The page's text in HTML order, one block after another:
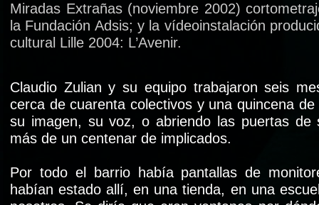
Miradas Extrañas (noviembre 2002)
la Fundación Adsis; y la vídeoinstalación
cultural Lille 2004: L’Avenir.
Claudio Zulian y su equipo trabajaron seis
cerca de cuarenta colectivos y una quincena
su imagen, su voz, o abriendo las puertas de
más de un centenar de implicados.
Por todo el barrio había pantallas de
habían estado allí, en una tienda, en una